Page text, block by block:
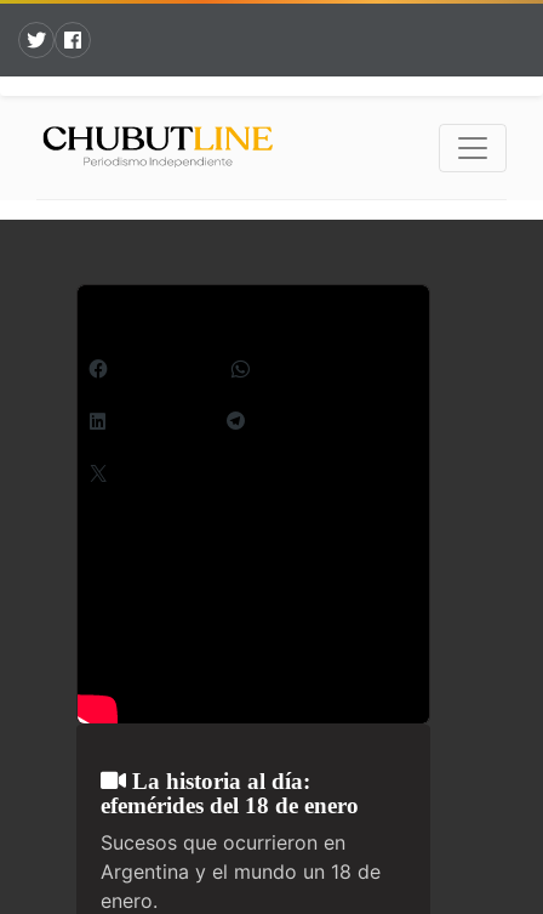
La historia al día:
efemérides del 18 de enero
Sucesos que ocurrieron en
Argentina y el mundo un 18 de
enero.